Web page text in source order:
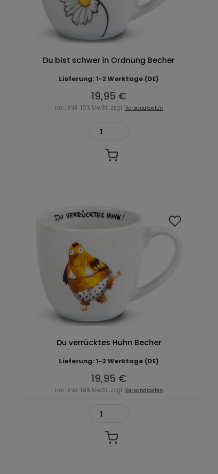
Du bist schwer in Ordnung Becher
Lieferung: 1-2 Werktage (DE)
19,95 €
inkl. inkl. 19% MwSt. zzgl. Versandkosten
Du verrücktes Huhn Becher
Lieferung: 1-2 Werktage (DE)
19,95 €
inkl. inkl. 19% MwSt. zzgl. Versandkosten